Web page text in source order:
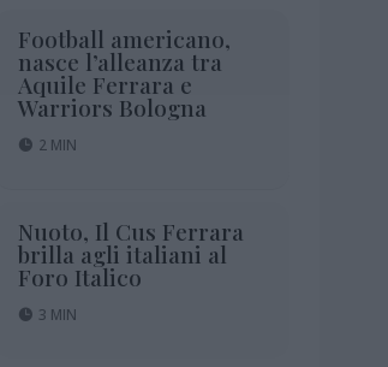
Football americano,
nasce l’alleanza tra
Aquile Ferrara e
Warriors Bologna
2 MIN
Nuoto, Il Cus Ferrara
brilla agli italiani al
Foro Italico
3 MIN